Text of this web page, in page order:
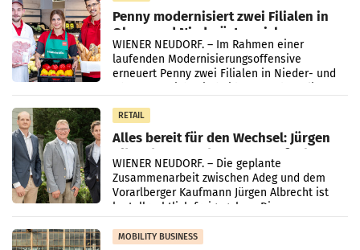
Penny modernisiert zwei Filialen in
Ober- und Niederösterreich
WIENER NEUDORF. – Im Rahmen einer
laufenden Modernisierungsoffensive
erneuert Penny zwei Filialen in Nieder- und
RETAIL
Alles bereit für den Wechsel: Jürgen
Albrecht setzt ab 1.1.2027 auf Adeg
WIENER NEUDORF. – Die geplante
Zusammenarbeit zwischen Adeg und dem
Vorarlberger Kaufmann Jürgen Albrecht ist
kartellrechtlich freigegeben: Die
Bundeswettbewerbsbehörde und der
Bundeskartellanwalt
MOBILITY BUSINESS